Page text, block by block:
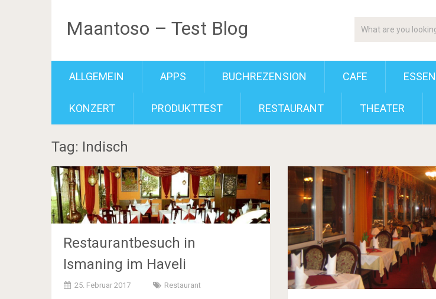
Maantoso – Test Blog
ALLGEMEIN APPS BUCHREZENSION CAFE ESSEN
KONZERT PRODUKTTEST RESTAURANT THEATER
Tag: Indisch
Restaurantbesuch in
Ismaning im Haveli
25. Februar 2017 Restaurant